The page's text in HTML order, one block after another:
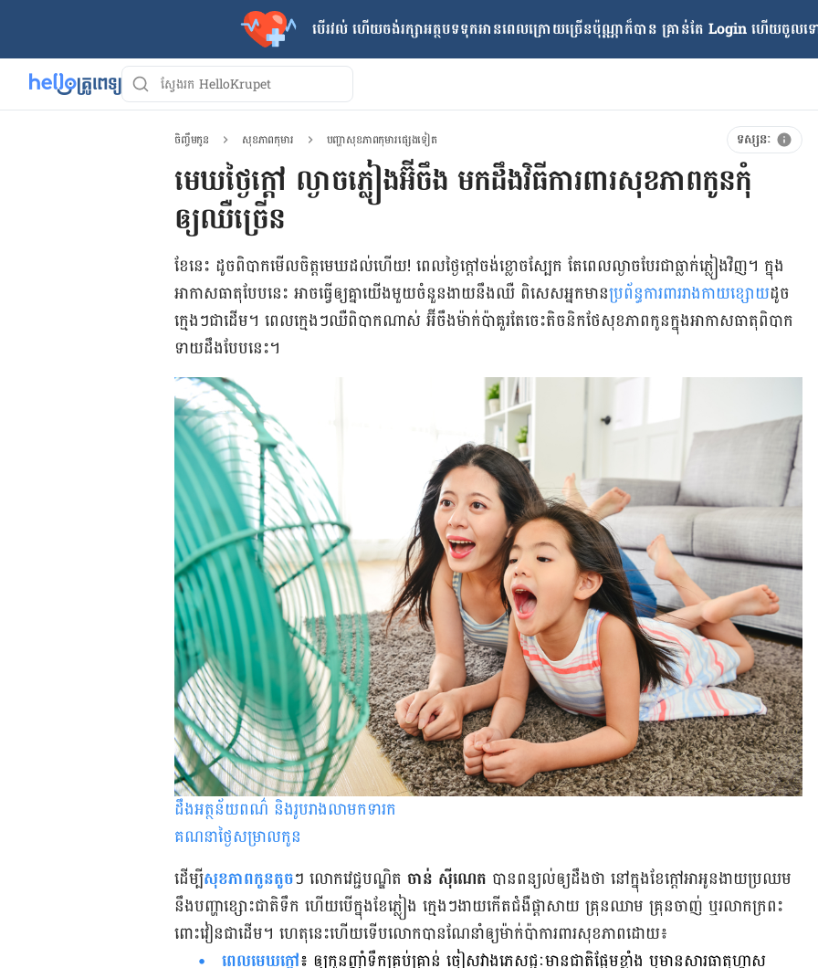
បើរវល់ ហើយចង់​រក្សាអត្ថបទទុកអានពេលក្រោយ​ច្រើនប៉ុណ្ណាក៏បាន គ្រាន់តែ​ Login ហើយចូលទ
ចិញ្ចឹមកូន សុខភាពកុមារ បញ្ហាសុខភាពកុមារផ្សេងទៀត ទស្សនៈ
មេឃថ្ងៃក្ដៅ ល្ងាចភ្លៀងអ៊ីចឹង មកដឹងវិធីការពារសុខភាពកូនកុំ
ឲ្យឈឺច្រើន
ខែ​នេះ ដូច​ពិបាក​មើល​ចិត្ត​មេឃ​ដល់​ហើយ! ពេល​ថ្ងៃ​ក្ដៅ​ចង់​ខ្លោច​ស្បែក តែ​ពេល​ល្ងាច​បែរ​ជា​ធ្លាក់​ភ្លៀង​វិញ។ ក្នុង​
អាកាស​ធាតុ​បែប​នេះ អាច​ធ្វើ​ឲ្យ​គ្នា​យើង​មួយ​ចំនួន​ងាយ​នឹង​ឈឺ ពិសេស​អ្នក​មាន​ប្រព័ន្ធ​ការពារ​រាងកាយ​ខ្សោយ​ដូច​
ក្មេងៗ​ជាដើម។ ពេល​ក្មេងៗ​ឈឺ​ពិបាក​ណាស់ អ៊ីចឹង​ម៉ាក់​ប៉ា​គួរ​តែ​ចេះ​តិចនិក​ថែ​សុខភាព​កូន​ក្នុង​អាកាស​ធាតុ​ពិបាក​
ទាយ​ដឹង​បែប​នេះ។
ដឹងអត្ថន័យពណ៌ និងរូបរាងលាមកទារក
គណនាថ្ងៃសម្រាលកូន
ដើម្បី​សុខភាព​កូន​តូច​ៗ លោក​វេជ្ជបណ្ឌិត ចាន់ ស៊ីណេត បាន​ពន្យល់​ឲ្យ​ដឹង​ថា នៅ​ក្នុង​ខែ​ក្ដៅ​អា​អូន​ងាយ​ប្រឈម​
នឹង​បញ្ហា​ខ្សោះ​ជាតិ​ទឹក ហើយ​បើ​ក្នុង​ខែ​ភ្លៀង ក្មេង​ៗ​ងាយ​កើត​ជំងឺ​ផ្ដាសាយ គ្រុន​ឈាម គ្រុនចាញ់ ឬ​រលាក​ក្រពះ​
ពោះវៀន​ជាដើម។ ហេតុ​នេះ​ហើយ​ទើប​លោក​បាន​ណែនាំ​ឲ្យ​ម៉ាក់​ប៉ា​ការពារ​សុខភាព​ដោយ៖
ពេល​មេឃ​ក្ដៅ៖ ឲ្យ​កូន​ញ៉ាំ​ទឹក​គ្រប់​គ្រាន់ ចៀសវាង​ភេសជ្ជៈ​មាន​ជាតិ​ផ្អែម​ខ្លាំង ឬ​មាន​សារធាតុ​ហ្គាស